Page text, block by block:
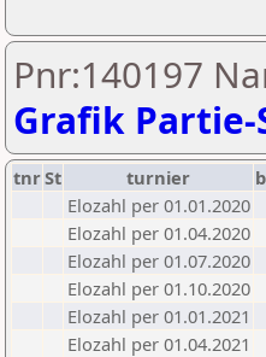
Pnr:140197
Grafik
tnrSt turnier
Elozahl per 01.01.2020
Elozahl per 01.04.2020
Elozahl per 01.07.2020
Elozahl per 01.10.2020
Elozahl per 01.01.2021
Elozahl per 01.04.2021